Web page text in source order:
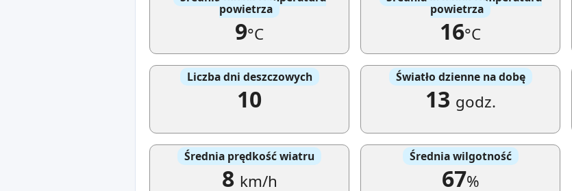
powietrza
9°C
powietrza
16°C
Liczba dni deszczowych
10
Światło dzienne na dobę
13 godz.
Średnia prędkość wiatru
8 km/h
Średnia wilgotność
67%